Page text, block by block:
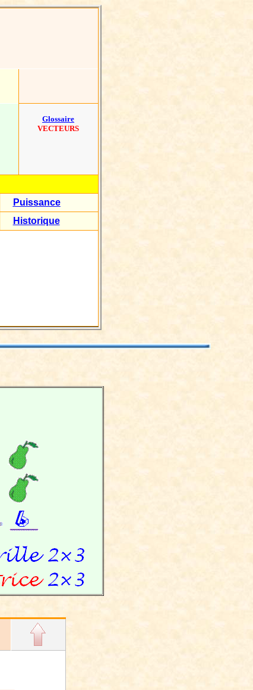
Glossaire
VECTEURS
Puissance
Historique